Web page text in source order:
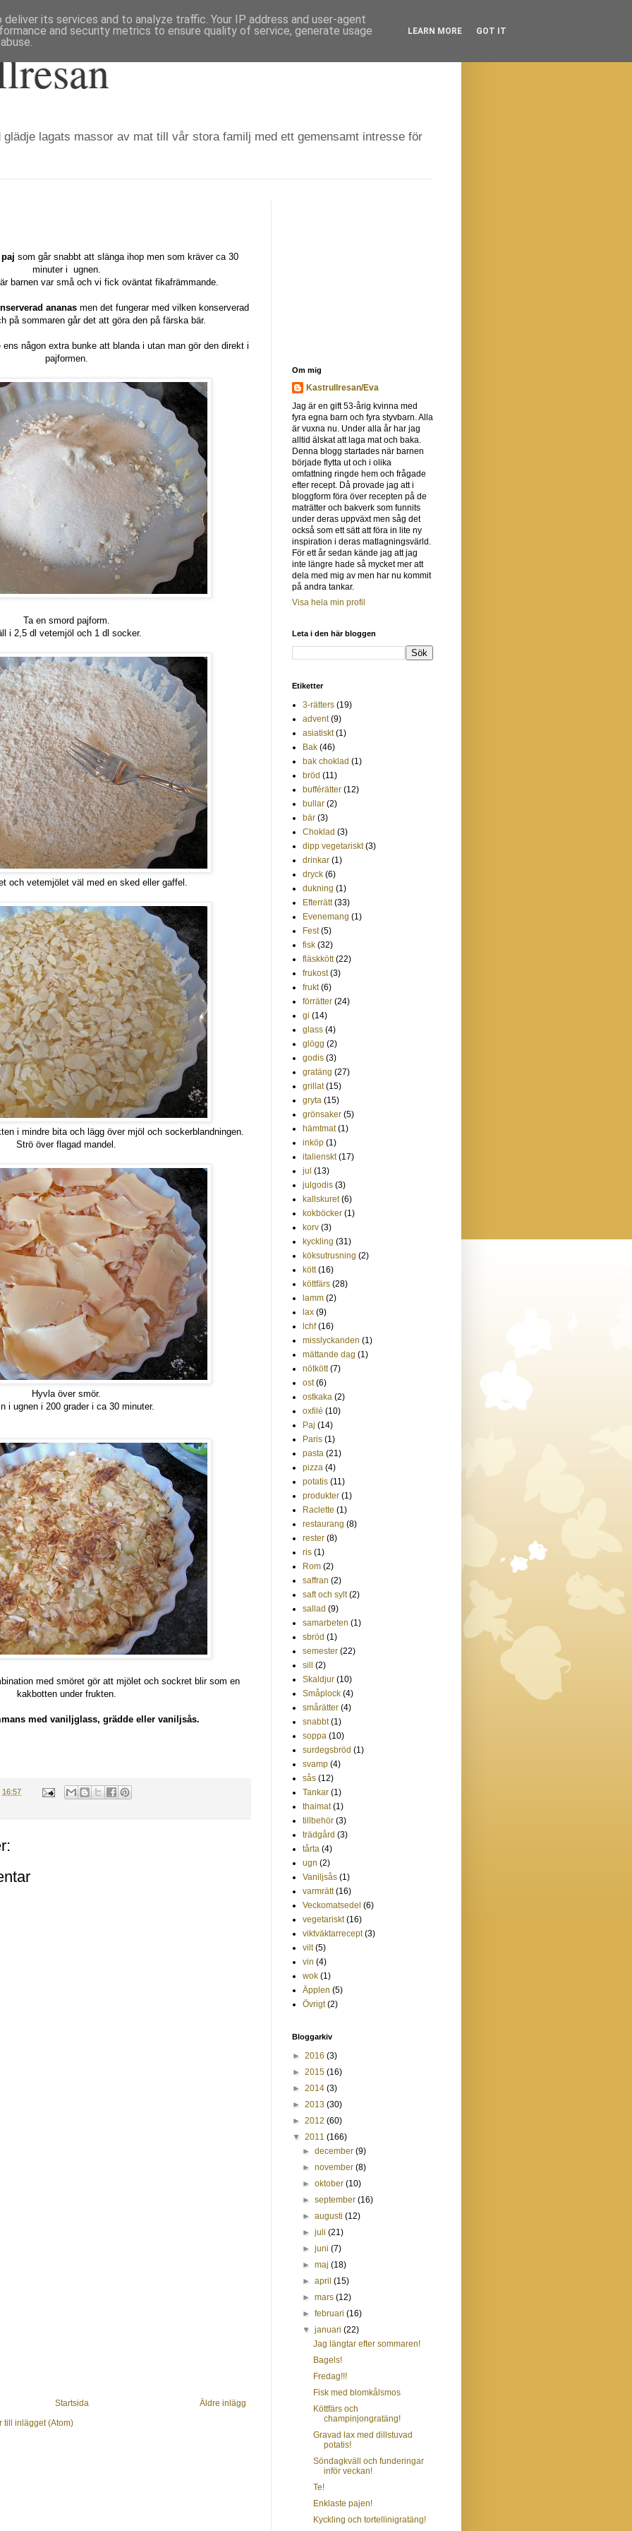
lagats massor av mat till vår stora familj med ett gemensamt intresse för
som går snabbt att slänga ihop men som kräver ca 30
minuter i ugnen.
barnen var små och vi fick oväntat fikafrämmande.
ananas men det fungerar med vilken konserverad
på sommaren går det att göra den på färska bär.
någon extra bunke att blanda i utan man gör den direkt i
pajformen.
Ta en smord pajform.
i 2,5 dl vetemjöl och 1 dl socker.
och vetemjölet väl med en sked eller gaffel.
i mindre bita och lägg över mjöl och sockerblandningen.
Strö över flagad mandel.
Hyvla över smör.
i ugnen i 200 grader i ca 30 minuter.
med smöret gör att mjölet och sockret blir som en
kakbotten under frukten.
med vaniljglass, grädde eller vaniljsås.
16:57
Äldre inlägg
Startsida
till inlägget (Atom)
Om mig
Kastrullresan/Eva
Jag är en gift 53-årig kvinna med
fyra egna barn och fyra styvbarn. Alla
är vuxna nu. Under alla år har jag
alltid älskat att laga mat och baka.
Denna blogg startades när barnen
började flytta ut och i olika
omfattning ringde hem och frågade
efter recept. Då provade jag att i
bloggform föra över recepten på de
maträtter och bakverk som funnits
under deras uppväxt men såg det
också som ett sätt att föra in lite ny
inspiration i deras matlagningsvärld.
För ett år sedan kände jag att jag
inte längre hade så mycket mer att
dela med mig av men har nu kommit
på andra tankar.
Visa hela min profil
Leta i den här bloggen
Etiketter
3-rätters (19)
advent (9)
asiatiskt (1)
Bak (46)
bak choklad (1)
bröd (11)
bufférätter (12)
bullar (2)
bär (3)
Choklad (3)
dipp vegetariskt (3)
drinkar (1)
dryck (6)
dukning (1)
Efterrätt (33)
Evenemang (1)
Fest (5)
fisk (32)
fläskkött (22)
frukost (3)
frukt (6)
förrätter (24)
gi (14)
glass (4)
glögg (2)
godis (3)
gratäng (27)
grillat (15)
gryta (15)
grönsaker (5)
hämtmat (1)
inköp (1)
italienskt (17)
jul (13)
julgodis (3)
kallskuret (6)
kokböcker (1)
korv (3)
kyckling (31)
köksutrusning (2)
kött (16)
köttfärs (28)
lamm (2)
lax (9)
lchf (16)
misslyckanden (1)
mättande dag (1)
nötkött (7)
ost (6)
ostkaka (2)
oxfilé (10)
Paj (14)
Paris (1)
pasta (21)
pizza (4)
potatis (11)
produkter (1)
Raclette (1)
restaurang (8)
rester (8)
ris (1)
Rom (2)
saffran (2)
saft och sylt (2)
sallad (9)
samarbeten (1)
sbröd (1)
semester (22)
sill
(2)
Skaldjur (10)
Småplock (4)
smårätter (4)
snabbt (1)
soppa (10)
surdegsbröd (1)
svamp (4)
sås (12)
Tankar (1)
thaimat (1)
tillbehör (3)
trädgård (3)
tårta (4)
ugn (2)
Vaniljsås (1)
varmrätt (16)
Veckomatsedel (6)
vegetariskt (16)
viktväktarrecept (3)
vilt (5)
vin (4)
wok (1)
Äpplen (5)
Övrigt (2)
Bloggarkiv
► 2016 (3)
► 2015 (16)
► 2014 (3)
► 2013 (30)
► 2012 (60)
▼ 2011 (166)
►december(9)
►november(8)
►oktober(10)
►september(16)
►augusti(12)
►juli(21)
►juni(7)
►maj(18)
►april(15)
►mars(12)
►februari(16)
▼januari(22)
Jag längtar efter sommaren!
Bagels!
Fredag!!!
Fisk med blomkålsmos
Köttfärs och
champinjongratäng!
Gravad lax med dillstuvad
potatis!
Söndagkväll och funderingar
inför veckan!
Te!
Enklaste pajen!
Kyckling och tortellinigratäng!
its services and to analyze traffic. Your IP address and user-agent
and security metrics to ensure quality of service, generate usage
LEARN MORE GOT IT